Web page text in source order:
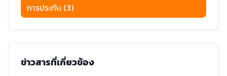
การประกัน (3)
ข่าวสารที่เกี่ยวข้อง